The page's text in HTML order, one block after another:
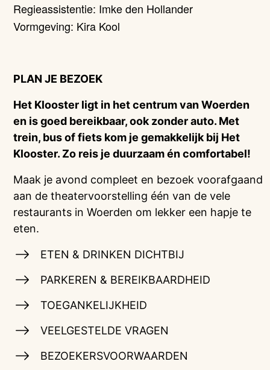
Regieassistentie: Imke den Hollander
Vormgeving: Kira Kool
PLAN JE BEZOEK
Het Klooster ligt in het centrum van Woerden
en is goed bereikbaar, ook zonder auto. Met
trein, bus of fiets kom je gemakkelijk bij Het
Klooster. Zo reis je duurzaam én comfortabel!
Maak je avond compleet en bezoek voorafgaand
aan de theatervoorstelling één van de vele
restaurants in Woerden om lekker een hapje te
eten.
ETEN & DRINKEN DICHTBIJ
PARKEREN & BEREIKBAARDHEID
TOEGANKELIJKHEID
VEELGESTELDE VRAGEN
BEZOEKERSVOORWAARDEN